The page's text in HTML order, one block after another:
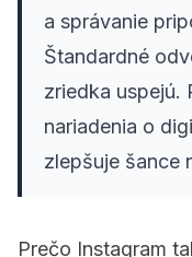
a správanie
Štandardné
zriedka uspejú.
nariadenia o
zlepšuje šance
Prečo Instagram